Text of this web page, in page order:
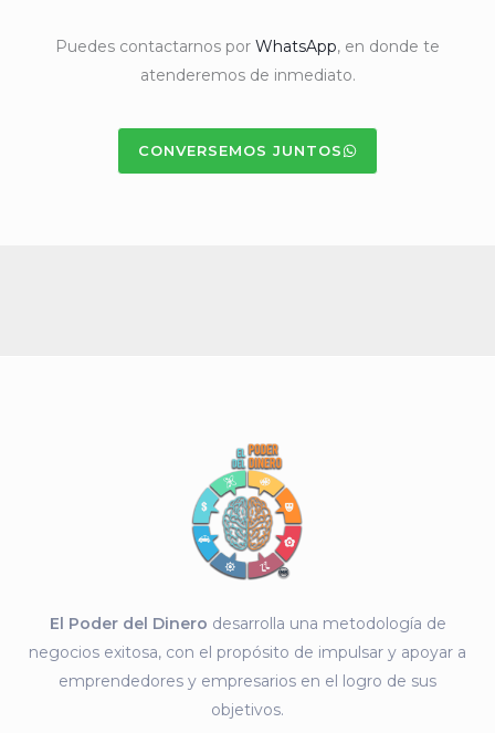
Puedes contactarnos por WhatsApp, en donde te
atenderemos de inmediato.
CONVERSEMOS JUNTOS
El Poder del Dinero desarrolla una metodología de
negocios exitosa, con el propósito de impulsar y apoyar a
emprendedores y empresarios en el logro de sus
objetivos.